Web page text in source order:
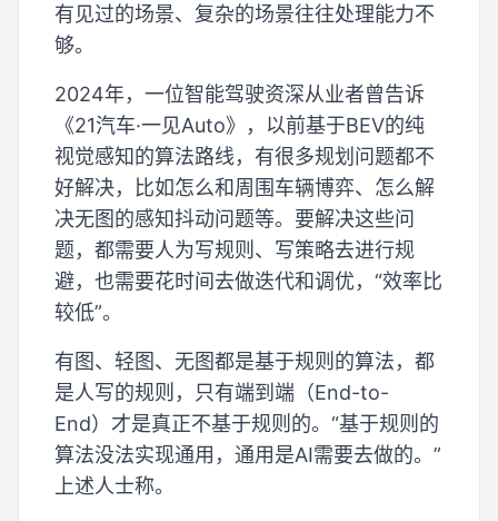
有见过的场景、复杂的场景往往处理能力不
够。
2024年，一位智能驾驶资深从业者曾告诉
《21汽车·一见Auto》，以前基于BEV的纯
视觉感知的算法路线，有很多规划问题都不
好解决，比如怎么和周围车辆博弈、怎么解
决无图的感知抖动问题等。要解决这些问
题，都需要人为写规则、写策略去进行规
避，也需要花时间去做迭代和调优，“效率比
较低”。
有图、轻图、无图都是基于规则的算法，都
是人写的规则，只有端到端（End-to-
End）才是真正不基于规则的。“基于规则的
算法没法实现通用，通用是AI需要去做的。”
上述人士称。